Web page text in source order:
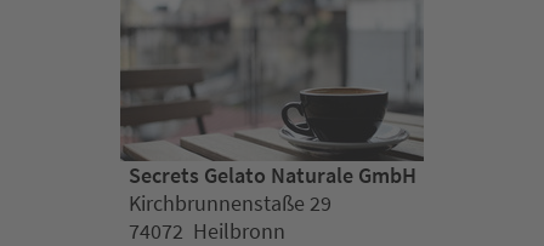
Secrets Gelato Naturale GmbH
Kirchbrunnenstaße 29
74072 Heilbronn